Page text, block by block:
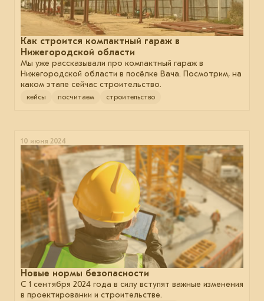
Как строится компактный гараж в
Нижегородской области
Мы уже рассказывали про компактный гараж в
Нижегородской области в посёлке Вача. Посмотрим, на
каком этапе сейчас строительство.
кейсы посчитаем строительство
10 июня 2024
Новые нормы безопасности
С 1 сентября 2024 года в силу вступят важные изменения
в проектировании и строительстве.